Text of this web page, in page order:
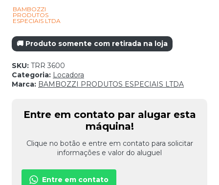
BAMBOZZI
PRODUTOS
ESPECIAIS LTDA
🚚 Produto somente com retirada na loja
SKU: TRR 3600
Categoria: Locadora
Marca: BAMBOZZI PRODUTOS ESPECIAIS LTDA
Entre em contato par alugar esta
máquina!
Clique no botão e entre em contato para solicitar
informações e valor do aluguel
Entre em contato